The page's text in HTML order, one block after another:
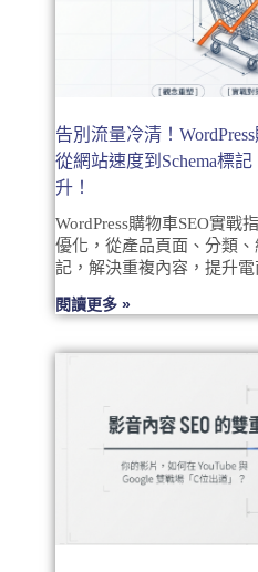
告別流量冷清！
從網站速度到Schema標
升！
WordPress購物車SEO實戰
優化，從產品頁面、分類、
記，解決重複內容，提升電
閱讀更多 »